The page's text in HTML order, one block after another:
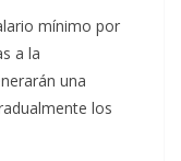
mínimo por
a la
una
los